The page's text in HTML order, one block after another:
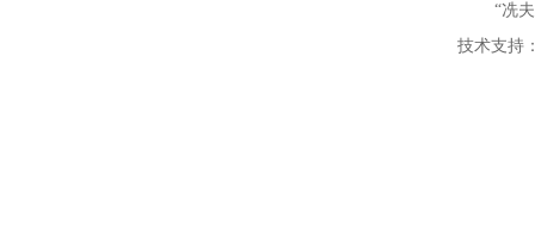
“冼
技术支持